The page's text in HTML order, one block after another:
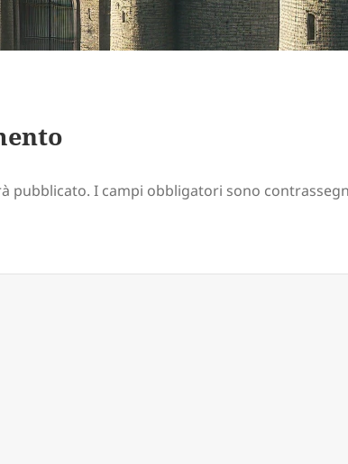
pubblicato. I campi obbligatori sono